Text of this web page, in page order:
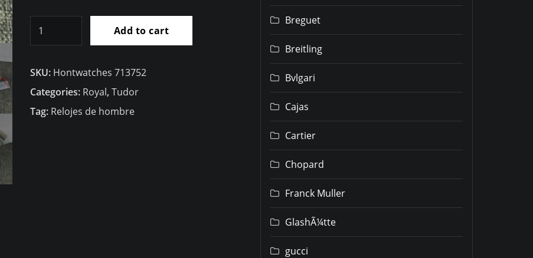
Royal
Day-
Date
Add to cart
SKU: Hontwatches 713752
Categories: Royal, Tudor
Tag: Relojes de hombre
Breguet
Breitling
Bvlgari
Cajas
Cartier
Chopard
Franck Muller
GlashÃ¼tte
gucci